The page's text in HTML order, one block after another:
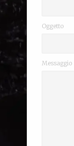
Oggetto
Messaggio